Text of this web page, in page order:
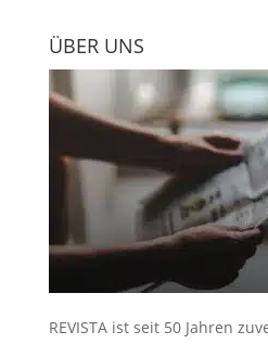
ÜBER UNS
REVISTA ist seit 50 Jahren